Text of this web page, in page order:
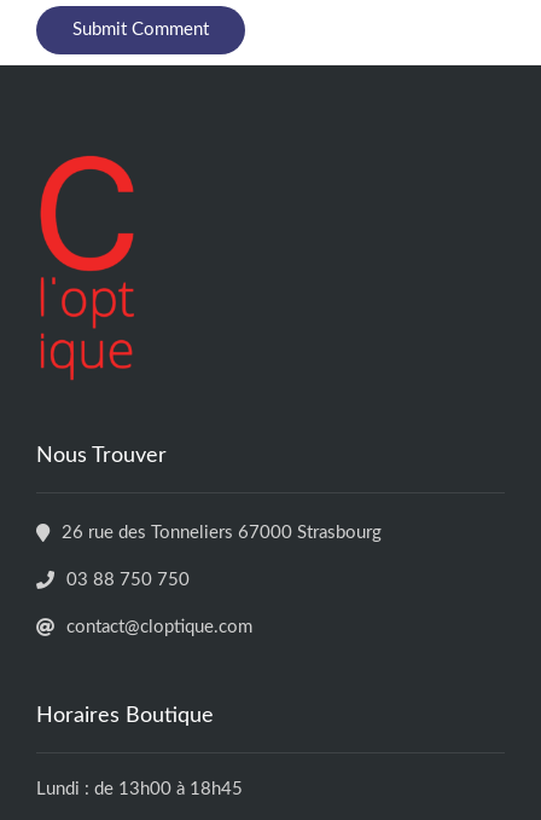
Nous Trouver
26 rue des Tonneliers 67000 Strasbourg
03 88 750 750
contact@cloptique.com
Horaires Boutique
Lundi : de 13h00 à 18h45